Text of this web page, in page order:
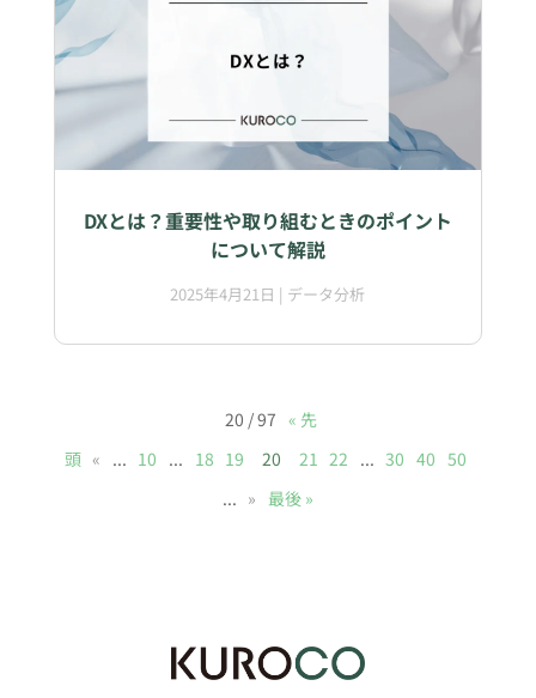
DXとは？重要性や取り組むときのポイント
について解説
2025年4月21日 | データ分析
20 / 97 « 先
頭 « ... 10 ... 18 19 20 21 22 ... 30 40 50
... » 最後 »